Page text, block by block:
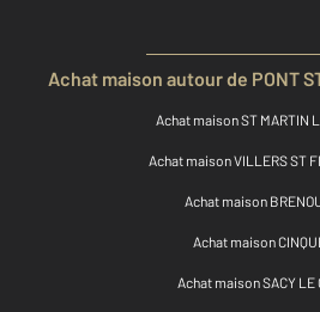
Achat maison autour de PONT
Achat maison ST MARTIN
Achat maison VILLERS ST
Achat maison
Achat maison
Achat maison SACY LE